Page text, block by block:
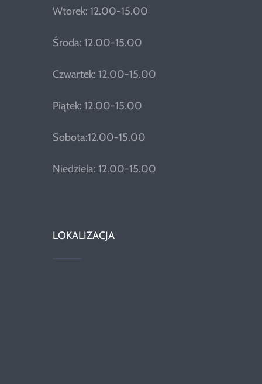
Wtorek: 12.00-15.00
Środa: 12.00-15.00
Czwartek: 12.00-15.00
Piątek: 12.00-15.00
Sobota:12.00-15.00
Niedziela: 12.00-15.00
LOKALIZACJA